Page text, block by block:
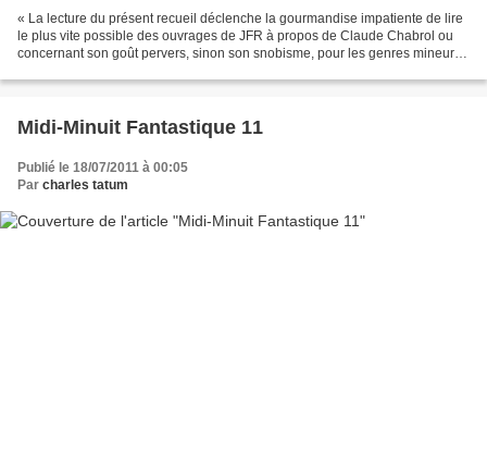
« La lecture du présent recueil déclenche la gourmandise impatiente de lire
le plus vite possible des ouvrages de JFR à propos de Claude Chabrol ou
concernant son goût pervers, sinon son snobisme, pour les genres mineurs.
Midi-Minuit Fantastique 11
Publié le 18/07/2011 à 00:05
Par charles tatum